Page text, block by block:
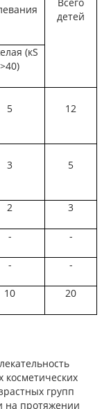
детей
(кS
>40)
5 12
3 5
2 3
- -
- -
10 20
косметических
групп
на протяжении